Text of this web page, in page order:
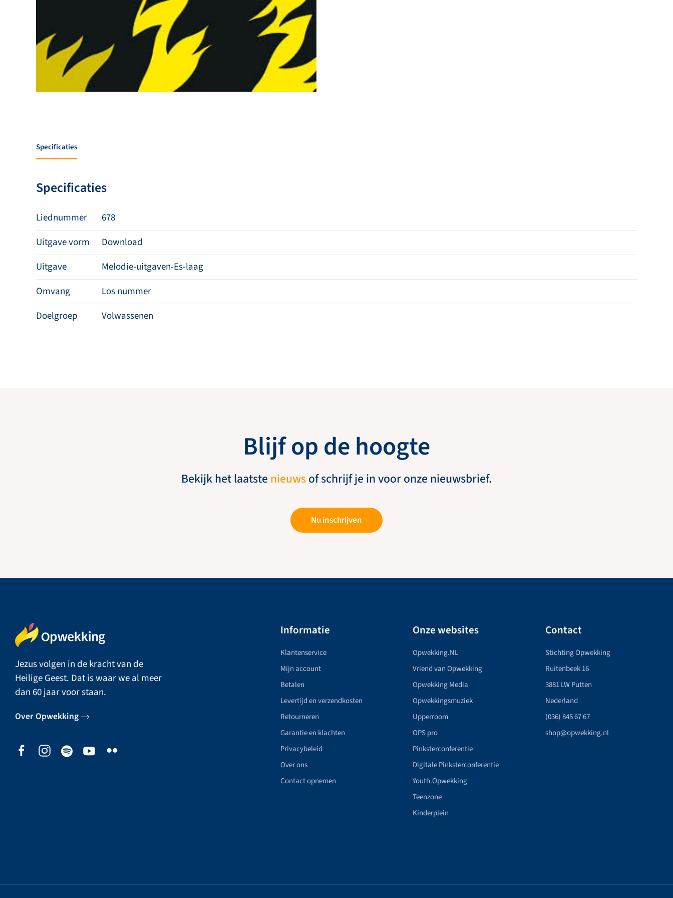
Specificaties
Specificaties
Liednummer
678
Uitgave vorm
Download
Uitgave
Melodie-uitgaven-Es-laag
Omvang
Los nummer
Doelgroep
Volwassenen
Blijf op de hoogte
Bekijk het laatste nieuwsof schrijf je in voor onze nieuwsbrief.
Nu inschrijven
Jezus volgen in de kracht van de
Heilige Geest. Dat is waar we al meer
dan 60 jaar voor staan.
Over Opwekking
Informatie
Klantenservice
Mijn account
Betalen
Levertijd en verzendkosten
Retourneren
Garantie en klachten
Privacybeleid
Over ons
Contact opnemen
Onze websites
Opwekking.NL
Vriend van Opwekking
Opwekking Media
Opwekkingsmuziek
Upperroom
OPS pro
Pinksterconferentie
Digitale Pinksterconferentie
Youth.Opwekking
Teenzone
Kinderplein
Contact
Stichting Opwekking
Ruitenbeek 16
3881 LW Putten
Nederland
(036) 845 67 67
shop@opwekking.nl